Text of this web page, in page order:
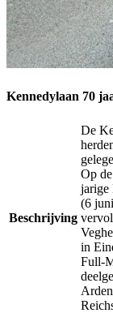
Kennedylaan 70
Beschrijving
De
Op
jarige
(6
in
Full-